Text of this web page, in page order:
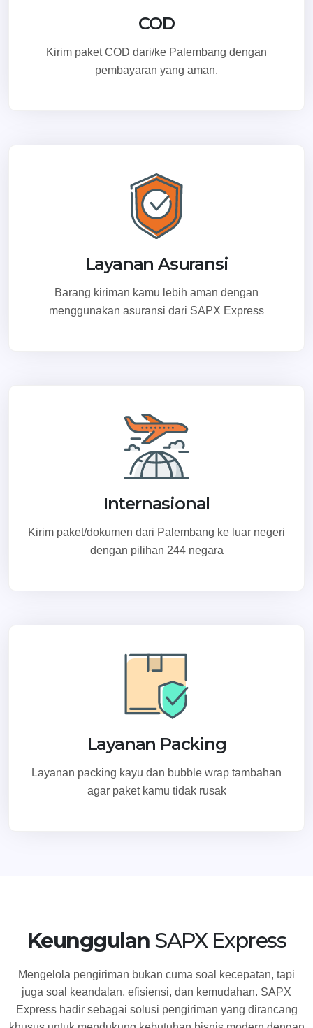
COD
Kirim paket COD dari/ke Palembang dengan
pembayaran yang aman.
Layanan Asuransi
Barang kiriman kamu lebih aman dengan
menggunakan asuransi dari SAPX Express
Internasional
Kirim paket/dokumen dari Palembang ke luar negeri
dengan pilihan 244 negara
Layanan Packing
Layanan packing kayu dan bubble wrap tambahan
agar paket kamu tidak rusak
Keunggulan SAPX Express
Mengelola pengiriman bukan cuma soal kecepatan, tapi
juga soal keandalan, efisiensi, dan kemudahan. SAPX
Express hadir sebagai solusi pengiriman yang dirancang